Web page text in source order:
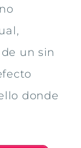
un sin
donde